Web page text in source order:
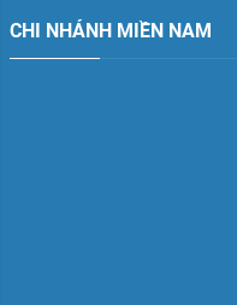
CHI NHÁNH MIỀN NAM